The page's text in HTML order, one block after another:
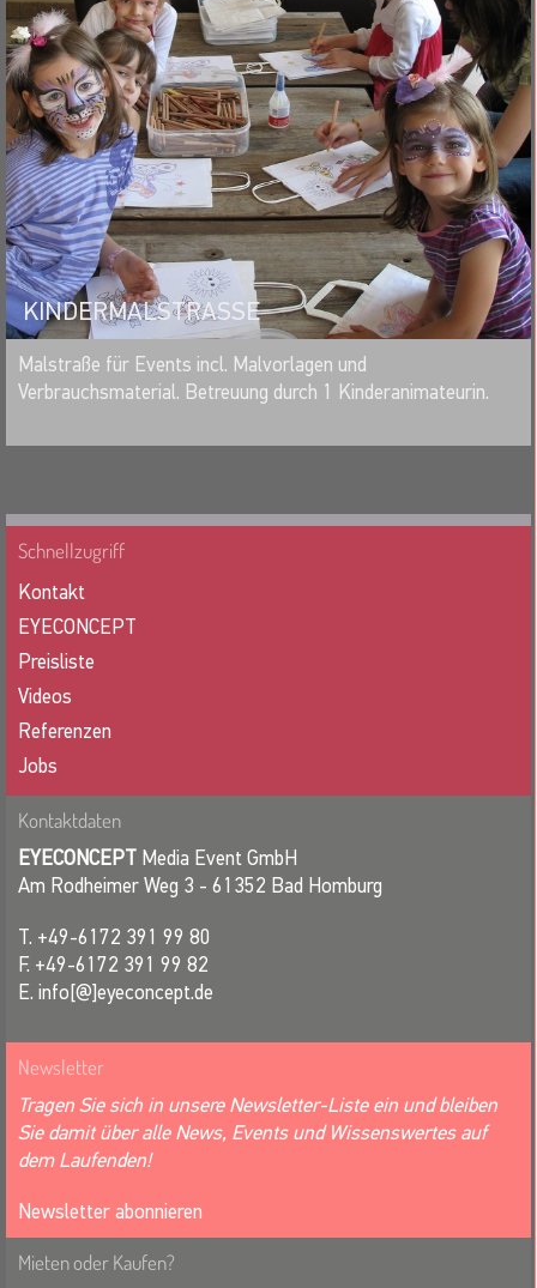
KINDERMALSTRASSE
MERKEN
Malstraße für Events incl. Malvorlagen und
Verbrauchsmaterial. Betreuung durch 1 Kinderanimateurin.
Schnellzugriff
Kontakt
EYECONCEPT
Preisliste
Videos
Referenzen
Jobs
Kontaktdaten
EYECONCEPT Media Event GmbH
Am Rodheimer Weg 3 - 61352 Bad Homburg
T. +49-6172 391 99 80
F. +49-6172 391 99 82
E. info[@]eyeconcept.de
Newsletter
Tragen Sie sich in unsere Newsletter-Liste ein und bleiben
Sie damit über alle News, Events und Wissenswertes auf
dem Laufenden!
Newsletter abonnieren
Mieten oder Kaufen?